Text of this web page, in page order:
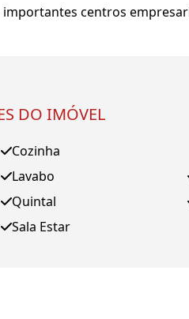
importantes centros
DO IMÓVEL
Cozinha
Lavabo
Quintal
Sala Estar